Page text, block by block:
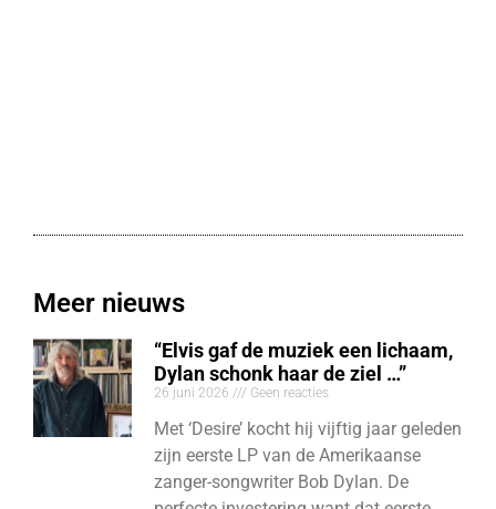
Meer nieuws
“Elvis gaf de muziek een lichaam,
Dylan schonk haar de ziel …”
26 juni 2026 Geen reacties
Met ‘Desire’ kocht hij vijftig jaar geleden
zijn eerste LP van de Amerikaanse
zanger-songwriter Bob Dylan. De